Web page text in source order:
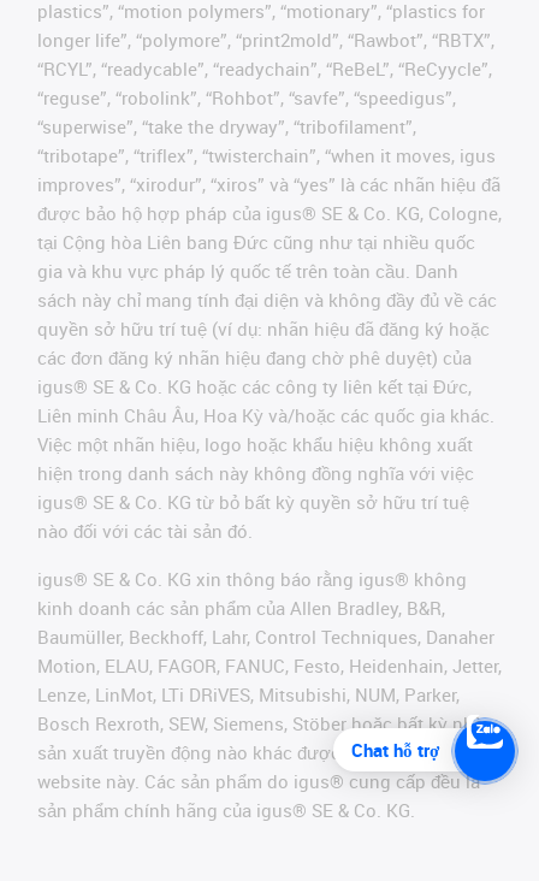
plastics”, “motion polymers”, “motionary”, “plastics for
longer life”, “polymore”, “print2mold”, “Rawbot”, “RBTX”,
“RCYL”, “readycable”, “readychain”, “ReBeL”, “ReCyycle”,
“reguse”, “robolink”, “Rohbot”, “savfe”, “speedigus”,
“superwise”, “take the dryway”, “tribofilament”,
“tribotape”, “triflex”, “twisterchain”, “when it moves, igus
improves”, “xirodur”, “xiros” và “yes” là các nhãn hiệu đã
được bảo hộ hợp pháp của igus® SE & Co. KG, Cologne,
tại Cộng hòa Liên bang Đức cũng như tại nhiều quốc
gia và khu vực pháp lý quốc tế trên toàn cầu. Danh
sách này chỉ mang tính đại diện và không đầy đủ về các
quyền sở hữu trí tuệ (ví dụ: nhãn hiệu đã đăng ký hoặc
các đơn đăng ký nhãn hiệu đang chờ phê duyệt) của
igus® SE & Co. KG hoặc các công ty liên kết tại Đức,
Liên minh Châu Âu, Hoa Kỳ và/hoặc các quốc gia khác.
Việc một nhãn hiệu, logo hoặc khẩu hiệu không xuất
hiện trong danh sách này không đồng nghĩa với việc
igus® SE & Co. KG từ bỏ bất kỳ quyền sở hữu trí tuệ
nào đối với các tài sản đó.
igus® SE & Co. KG xin thông báo rằng igus® không
kinh doanh các sản phẩm của Allen Bradley, B&R,
Baumüller, Beckhoff, Lahr, Control Techniques, Danaher
Motion, ELAU, FAGOR, FANUC, Festo, Heidenhain, Jetter,
Lenze, LinMot, LTi DRiVES, Mitsubishi, NUM, Parker,
Bosch Rexroth, SEW, Siemens, Stöber hoặc bất kỳ nhà
sản xuất truyền động nào khác được đề cập trên
website này. Các sản phẩm do igus® cung cấp đều là
sản phẩm chính hãng của igus® SE & Co. KG.
Chat hỗ trợ